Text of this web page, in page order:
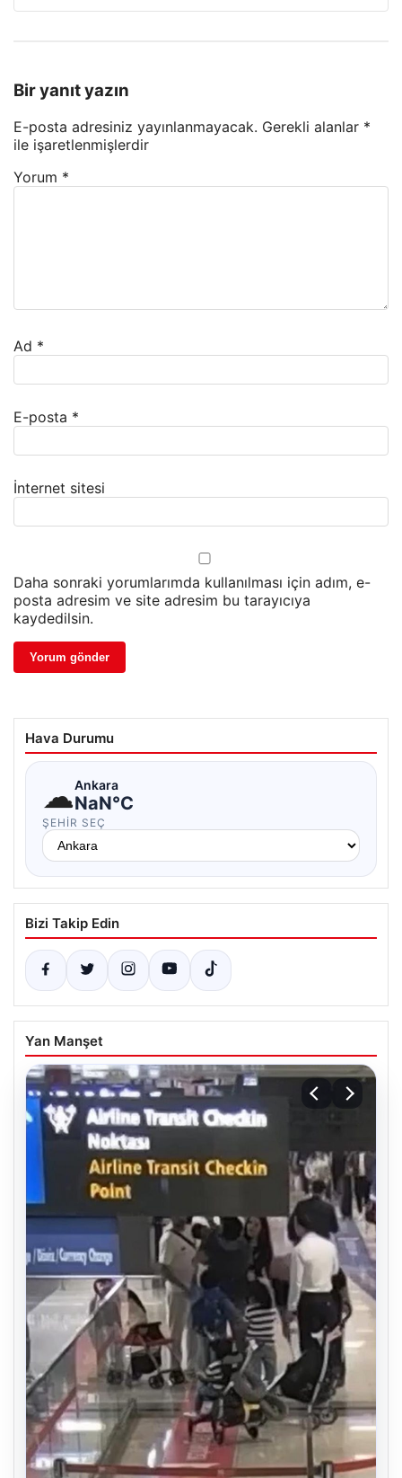
Bir yanıt yazın
E-posta adresiniz yayınlanmayacak. Gerekli alanlar *
ile işaretlenmişlerdir
Yorum *
Ad *
E-posta *
İnternet sitesi
Daha sonraki yorumlarımda kullanılması için adım, e-
posta adresim ve site adresim bu tarayıcıya
kaydedilsin.
Hava Durumu
☁Ankara
NaN°C
ŞEHIR SEÇ
Bizi Takip Edin
Yan Manşet